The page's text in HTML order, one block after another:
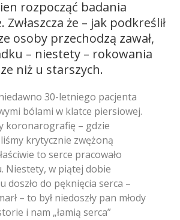
rozpocząć badania
że – jak podkreślił
osoby przechodzą zawał,
– niestety – rokowania
niż u starszych.
30-letniego pacjenta
bólami w klatce piersiowej.
koronarografię – gdzie
krytycznie zwężoną
to serce pracowało
Niestety, w piątej dobie
doszło do pęknięcia serca –
– to był niedoszły pan młody
i nam „łamią serca”